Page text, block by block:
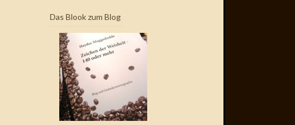
Das Blook zum Blog